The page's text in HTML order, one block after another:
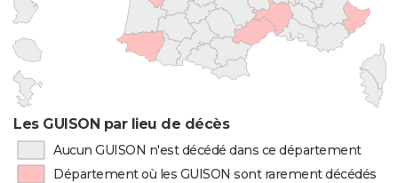
Les GUISON par lieu de décès
Aucun GUISON n'est décédé dans ce département
Département où les GUISON sont rarement décédés